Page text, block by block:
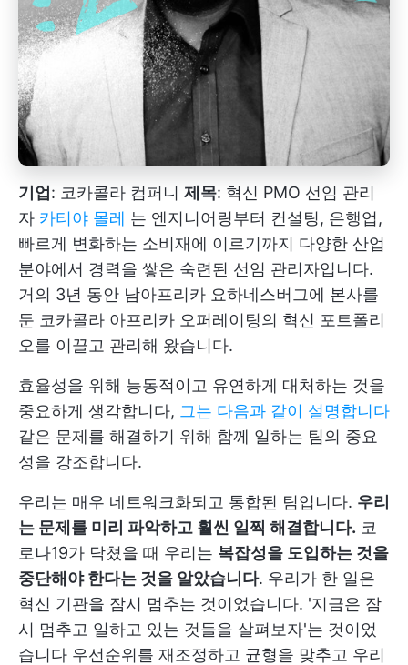
기업 : 코카콜라 컴퍼니 제목: 혁신 PMO 선임 관리
자 카티야 몰레 는 엔지니어링부터 컨설팅, 은행업,
빠르게 변화하는 소비재에 이르기까지 다양한 산업
분야에서 경력을 쌓은 숙련된 선임 관리자입니다.
거의 3년 동안 남아프리카 요하네스버그에 본사를
둔 코카콜라 아프리카 오퍼레이팅의 혁신 포트폴리
오를 이끌고 관리해 왔습니다.
효율성을 위해 능동적이고 유연하게 대처하는 것을
중요하게 생각합니다, 그는 다음과 같이 설명합니다
같은 문제를 해결하기 위해 함께 일하는 팀의 중요
성을 강조합니다.
우리는 매우 네트워크화되고 통합된 팀입니다. 우리
는 문제를 미리 파악하고 훨씬 일찍 해결합니다. 코
로나19가 닥쳤을 때 우리는 복잡성을 도입하는 것을
중단해야 한다는 것을 알았습니다. 우리가 한 일은
혁신 기관을 잠시 멈추는 것이었습니다. '지금은 잠
시 멈추고 일하고 있는 것들을 살펴보자'는 것이었
습니다 우선순위를 재조정하고 균형을 맞추고 우리